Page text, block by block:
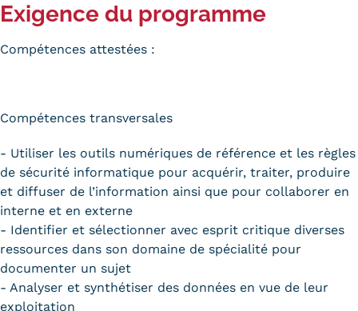
Exigence du programme
Compétences attestées :
Compétences transversales
- Utiliser les outils numériques de référence et les règles
de sécurité informatique pour acquérir, traiter, produire
et diffuser de l’information ainsi que pour collaborer en
interne et en externe
- Identifier et sélectionner avec esprit critique diverses
ressources dans son domaine de spécialité pour
documenter un sujet
- Analyser et synthétiser des données en vue de leur
exploitation